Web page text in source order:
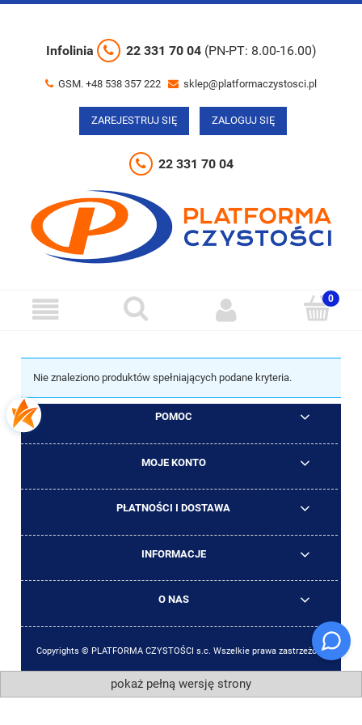
Infolinia 22 331 70 04 (PN-PT: 8.00-16.00)
GSM. +48 538 357 222 sklep@platformaczystosci.pl
ZAREJESTRUJ SIĘ ZALOGUJ SIĘ
22 331 70 04
Nie znaleziono produktów spełniających podane kryteria.
POMOC
MOJE KONTO
PŁATNOŚCI I DOSTAWA
INFORMACJE
O NAS
Copyrights © PLATFORMA CZYSTOŚCI s.c. Wszelkie prawa zastrzeżone
pokaż pełną wersję strony